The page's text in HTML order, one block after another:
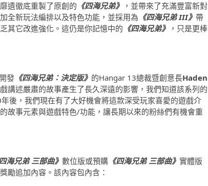
遺徹底重製了原創的 《四海兄弟》 ，並帶來了充滿豐富新對
全新玩法編排以及特色功能，並採用為 《四海兄弟 III》 帶
其它改進強化。這仍是你記憶中的 《四海兄弟》 ，只是更棒
發 《四海兄弟：決定版》 的Hangar 13總裁暨創意長Haden
講述嚴肅的故事產生了長久深遠的影響，我們知道該系列的
後，我們現在有了大好機會將這款深受玩家喜愛的遊戲介
故事元素與遊戲特色/功能，讓長期以來的粉絲們有機會重
四海兄弟 三部曲》 數位版或預購 《四海兄弟 三部曲》 實體版
勵追加內容。該內容包內含：